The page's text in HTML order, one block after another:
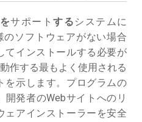
サポートする システムに
のソフトウェアがない場合
てインストールする必要が
作する最もよく使用される
を示します。プログラムの
発者のWebサイトへのリ
ェアインストーラーを安全